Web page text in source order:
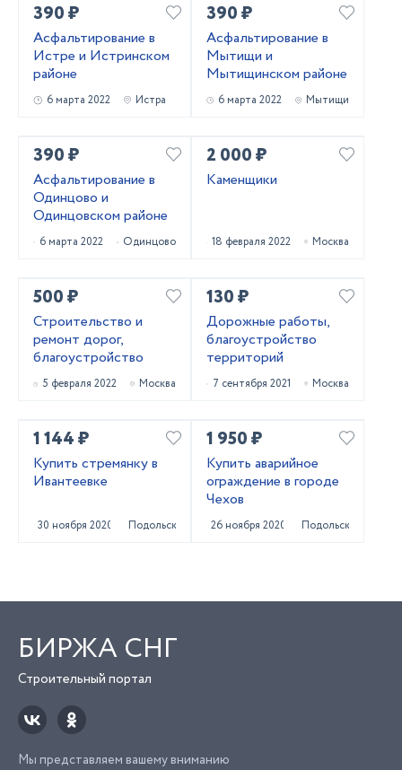
390 ₽
Асфальтирование в
Истре и Истринском
районе
6 марта 2022 Истра
390 ₽
Асфальтирование в
Мытищи и
Мытищинском районе
6 марта 2022 Мытищи
390 ₽
Асфальтирование в
Одинцово и
Одинцовском районе
6 марта 2022 Одинцово
2 000 ₽
Каменщики
18 февраля 2022 Москва
500 ₽
Строительство и
ремонт дорог,
благоустройство
5 февраля 2022 Москва
130 ₽
Дорожные работы,
благоустройство
территорий
7 сентября 2021 Москва
1 144 ₽
Купить стремянку в
Ивантеевке
30 ноября 2020 Подольск
1 950 ₽
Купить аварийное
ограждение в городе
Чехов
26 ноября 2020 Подольск
БИРЖА СНГ
Строительный портал
Мы представляем вашему вниманию